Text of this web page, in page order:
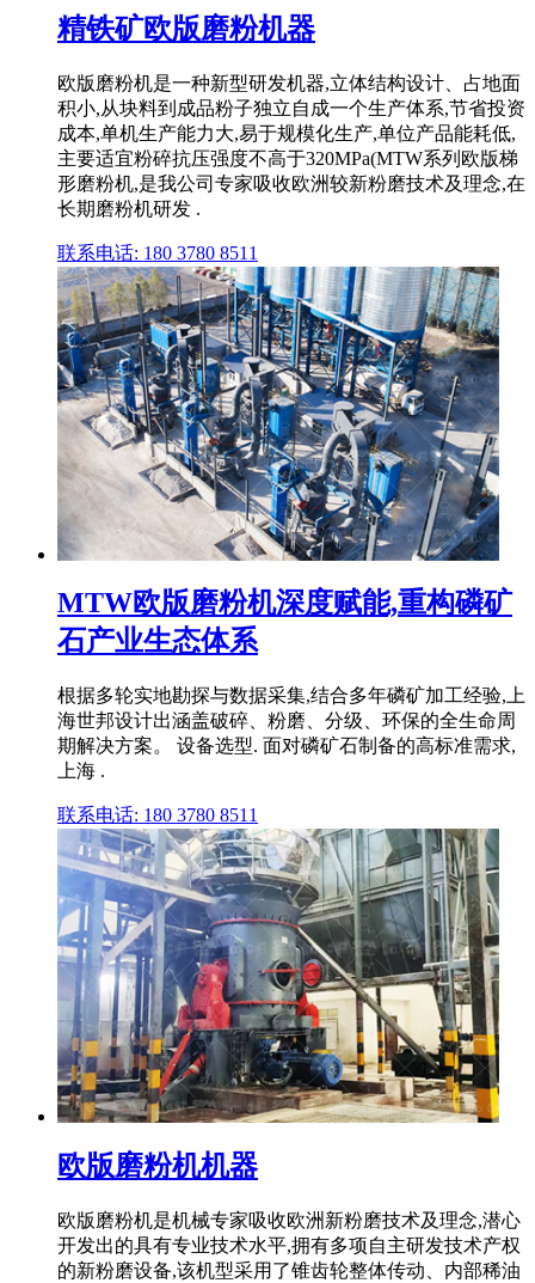
精铁矿欧版磨粉机器
欧版磨粉机是一种新型研发机器,立体结构设计、占地面
积小,从块料到成品粉子独立自成一个生产体系,节省投资
成本,单机生产能力大,易于规模化生产,单位产品能耗低,
主要适宜粉碎抗压强度不高于320MPa(MTW系列欧版梯
形磨粉机,是我公司专家吸收欧洲较新粉磨技术及理念,在
长期磨粉机研发 .
联系电话: 180 3780 8511
MTW欧版磨粉机深度赋能,重构磷矿
石产业生态体系
根据多轮实地勘探与数据采集,结合多年磷矿加工经验,上
海世邦设计出涵盖破碎、粉磨、分级、环保的全生命周
期解决方案。 设备选型. 面对磷矿石制备的高标准需求,
上海 .
联系电话: 180 3780 8511
欧版磨粉机机器
欧版磨粉机是机械专家吸收欧洲新粉磨技术及理念,潜心
开发出的具有专业技术水平,拥有多项自主研发技术产权
的新粉磨设备,该机型采用了锥齿轮整体传动、内部稀油